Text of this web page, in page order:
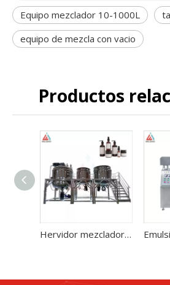
Equipo mezclador 10-1000L
equipo de mezcla con vacio
Productos
Hervidor mezclador emulsionante al vacío de 2000L con tanques de fase de agua y aceite para producción de cosméticos y lociones en crema